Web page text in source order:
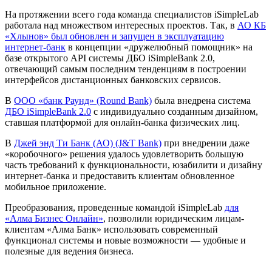
На протяжении всего года команда специалистов iSimpleLab
работала над множеством интересных проектов. Так, в АО КБ
«Хлынов» был обновлен и запущен в эксплуатацию
интернет-банк в концепции «дружелюбный помощник» на
базе открытого API системы ДБО iSimpleBank 2.0,
отвечающий самым последним тенденциям в построении
интерфейсов дистанционных банковских сервисов.
В ООО «банк Раунд» (Round Bank) была внедрена система
ДБО iSimpleBank 2.0 с индивидуально созданным дизайном,
ставшая платформой для онлайн-банка физических лиц.
В Джей энд Ти Банк (АО) (J&T Bank) при внедрении даже
«коробочного» решения удалось удовлетворить большую
часть требований к функциональности, юзабилити и дизайну
интернет-банка и предоставить клиентам обновленное
мобильное приложение.
Преобразования, проведенные командой iSimpleLab для
«Алма Бизнес Онлайн», позволили юридическим лицам-
клиентам «Алма Банк» использовать современный
функционал системы и новые возможности — удобные и
полезные для ведения бизнеса.